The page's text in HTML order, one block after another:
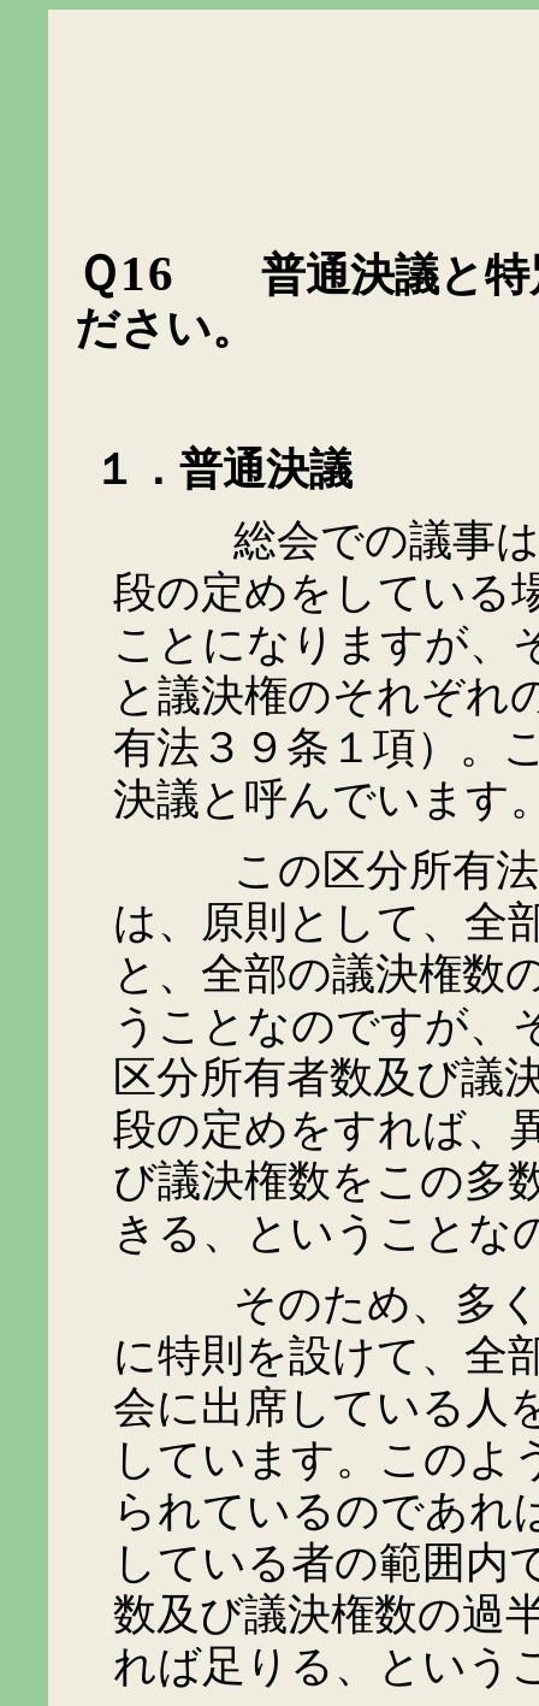
Ｑ16
普通決議と
ださい。
１．普通決議
総会での議事は、
段の定めをしている
ことになりますが、
と議決権のそれぞれ
有法３９条１項）。
決議と呼んでいます
この区分所有法３
は、原則として、全
と、全部の議決権数
うことなのですが、
区分所有者数及び議
段の定めをすれば、
び議決権数をこの多
きる、ということな
そのため、多くの
に特則を設けて、全
会に出席している人
しています。このよ
られているのであれ
している者の範囲内
数及び議決権数の過
れば足りる、という